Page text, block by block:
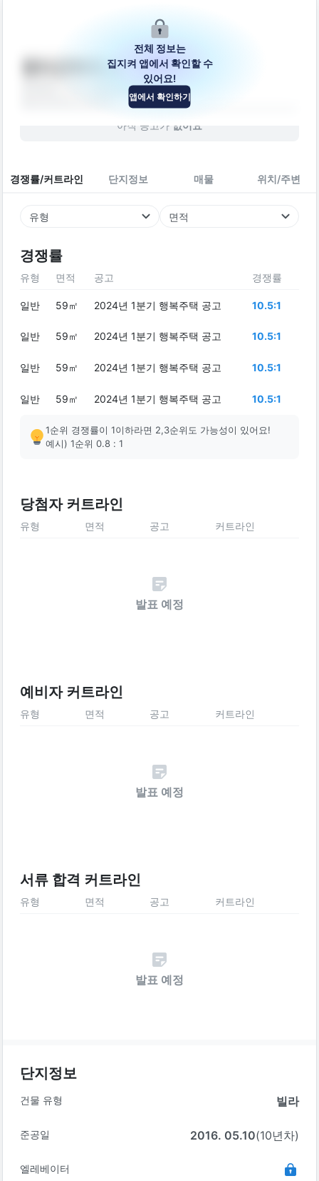
펜타곤하우스
경상북도 구미시 봉곡남로11길 33
아직 공고가 없어요
경쟁률/커트라인 단지정보 매물 위치/주변
유형 면적
경쟁률
전체 정보는
집지켜 앱에서 확인할 수
있어요!
앱에서 확인하기
유형 면적 공고 경쟁률
일반 59㎡ 2024년 1분기 행복주택 공고 10.5:1
일반 59㎡ 2024년 1분기 행복주택 공고 10.5:1
일반 59㎡ 2024년 1분기 행복주택 공고 10.5:1
일반 59㎡ 2024년 1분기 행복주택 공고 10.5:1
1순위 경쟁률이 1이하라면 2,3순위도 가능성이 있어요!
예시) 1순위 0.8 : 1
당첨자 커트라인
유형 면적 공고 커트라인
발표 예정
예비자 커트라인
유형 면적 공고 커트라인
발표 예정
서류 합격 커트라인
유형 면적 공고 커트라인
발표 예정
단지정보
건물 유형 빌라
준공일 2016. 05.10(10년차)
엘레베이터